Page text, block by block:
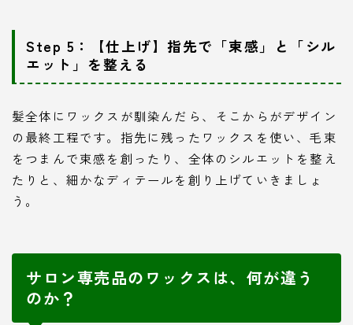
Step 5：【仕上げ】指先で「束感」と「シル
エット」を整える
髪全体にワックスが馴染んだら、そこからがデザイン
の最終工程です。指先に残ったワックスを使い、毛束
をつまんで束感を創ったり、全体のシルエットを整え
たりと、細かなディテールを創り上げていきましょ
う。
サロン専売品のワックスは、何が違う
のか？